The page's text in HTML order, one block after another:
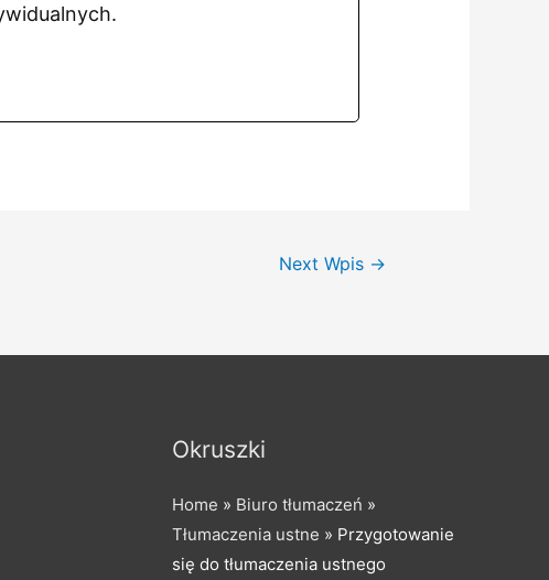
Next Wpis →
Okruszki
Home » Biuro tłumaczeń »
Tłumaczenia ustne » Przygotowanie
się do tłumaczenia ustnego